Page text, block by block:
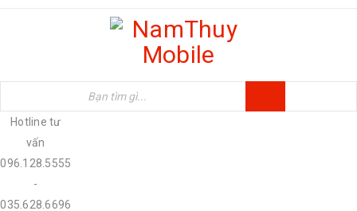
Hotline tư
vấn
096.128.5555
-
035.628.6696